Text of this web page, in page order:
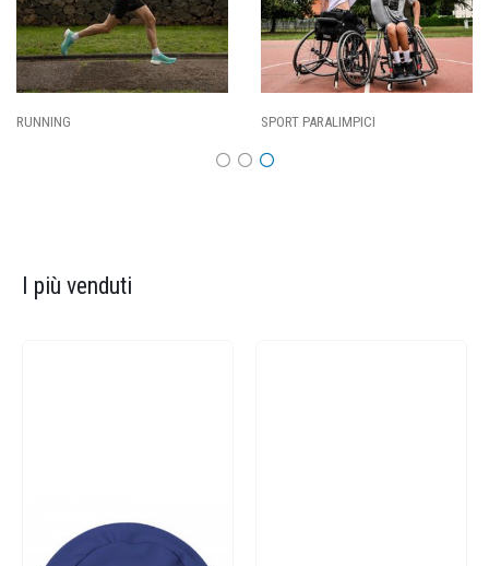
CALCIO
I più venduti